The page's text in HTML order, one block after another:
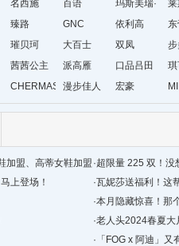
名西施 百语
玛斯美瑞·
琳
臻路 GNC 依利高
璀贝珂 大百士 双凤
茜茜公主 派高雁 口品吕田
CHERMAS&KAETH
漫步佳人 宏豪
加盟、高蒂女鞋加盟 ·超限量 225 双！没
上登场！ ·瓦妮莎送福利！这
·本月隐藏惊喜！那
峰」！
·老人头2024春夏大
· 「FOG x 阿迪」